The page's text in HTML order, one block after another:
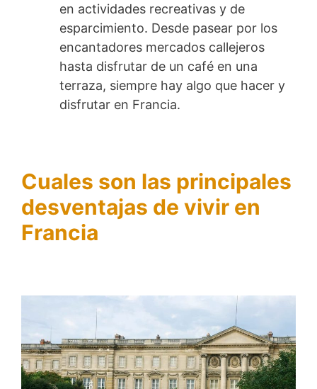
en actividades recreativas y de
esparcimiento. Desde pasear por los
encantadores mercados callejeros
hasta disfrutar de un café en una
terraza, siempre hay algo que hacer y
disfrutar en Francia.
Cuales son las principales
desventajas de vivir en
Francia